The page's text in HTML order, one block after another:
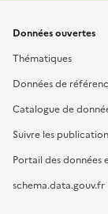
Données ouvertes
Thématiques
Données de
Catalogue de
Suivre les
Portail des données
schema.data.gouv.fr